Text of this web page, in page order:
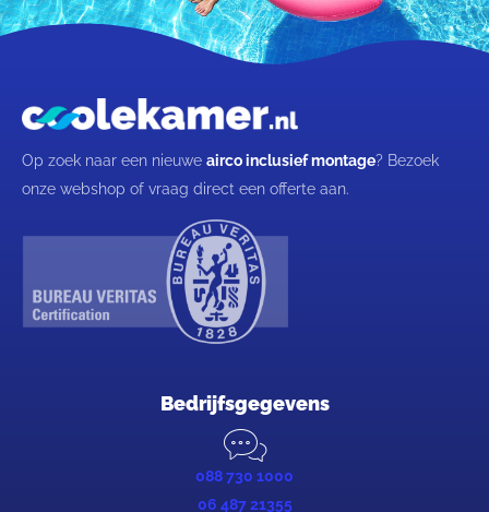
Op zoek naar een nieuwe airco inclusief montage? Bezoek
onze webshop of vraag direct een offerte aan.
Bedrijfsgegevens
088 730 1000
06 487 21355